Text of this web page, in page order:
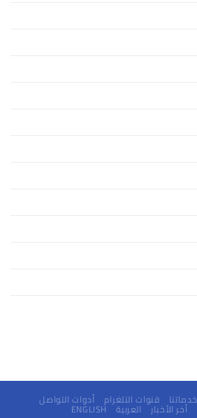
خدماتنا قنوات التلغرام أدوات التواصل
أخر الأخبار العربية ENGLISH